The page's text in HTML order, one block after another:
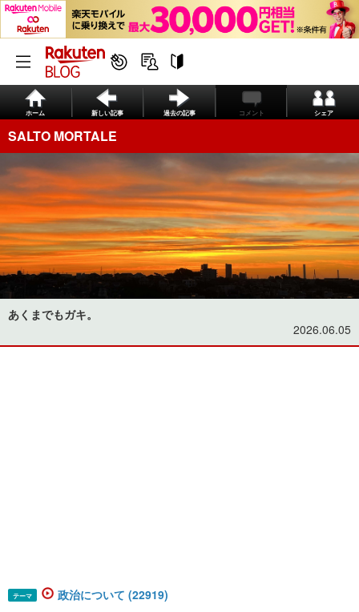
ホーム 新しい記事 過去の記事 コメント シェア
SALTO MORTALE
あくまでもガキ。
2026.06.05
テーマ 政治について (22919)